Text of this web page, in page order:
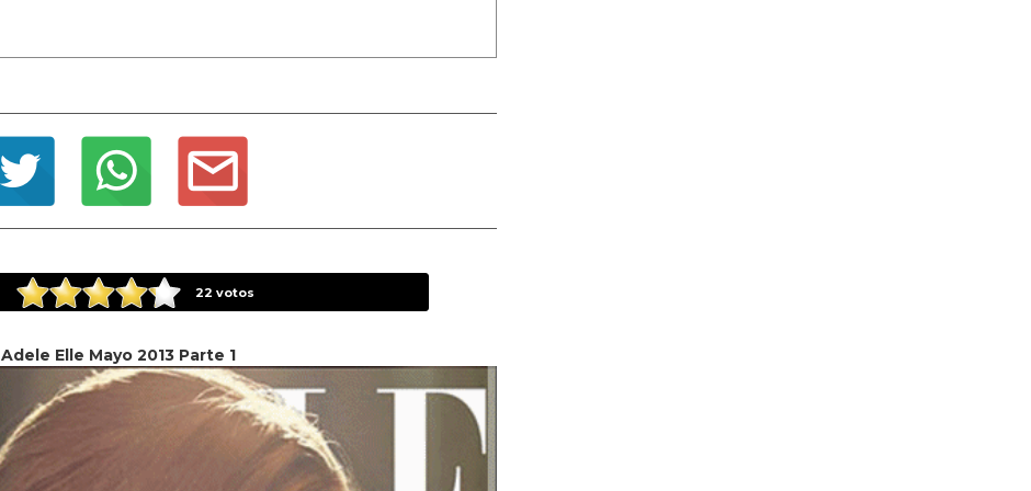
22 votos
Adele Elle Mayo 2013 Parte 1